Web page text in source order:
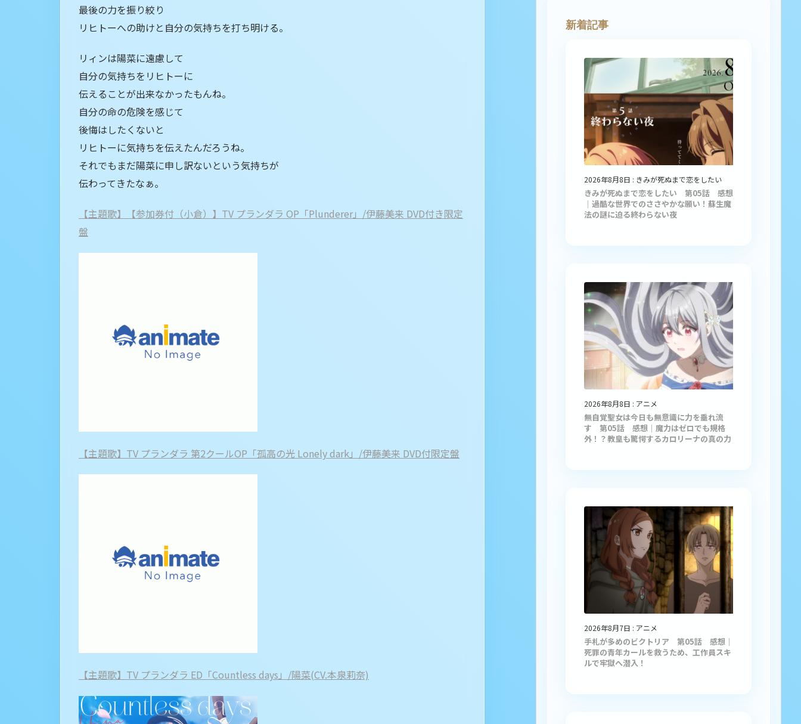
最後の力を振り絞り
リヒトーへの助けと自分の気持ちを打ち明ける。
リィンは陽菜に遠慮して
自分の気持ちをリヒトーに
伝えることが出来なかったもんね。
自分の命の危険を感じて
後悔はしたくないと
リヒトーに気持ちを伝えたんだろうね。
それでもまだ陽菜に申し訳ないという気持ちが
伝わってきたなぁ。
【主題歌】【参加券付（小倉）】TV プランダラ OP「Plunderer」/伊藤美来 DVD付き限定
盤
【主題歌】TV プランダラ 第2クールOP「孤高の光 Lonely dark」/伊藤美来 DVD付限定盤
【主題歌】TV プランダラ ED「Countless days」/陽菜(CV.本泉莉奈)
新着記事
2026年8月8日 : きみが死ぬまで恋をしたい
きみが死ぬまで恋をしたい 第05話 感想
｜過酷な世界でのささやかな願い！蘇生魔
法の謎に迫る終わらない夜
2026年8月8日 : アニメ
無自覚聖女は今日も無意識に力を垂れ流
す 第05話 感想｜魔力はゼロでも規格
外！？教皇も驚愕するカロリーナの真の力
2026年8月7日 : アニメ
手札が多めのビクトリア 第05話 感想｜
死罪の青年カールを救うため、工作員スキ
ルで牢獄へ潜入！